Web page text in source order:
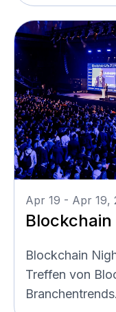
Apr 19 - Apr 19,
Blockchain
Treffen von